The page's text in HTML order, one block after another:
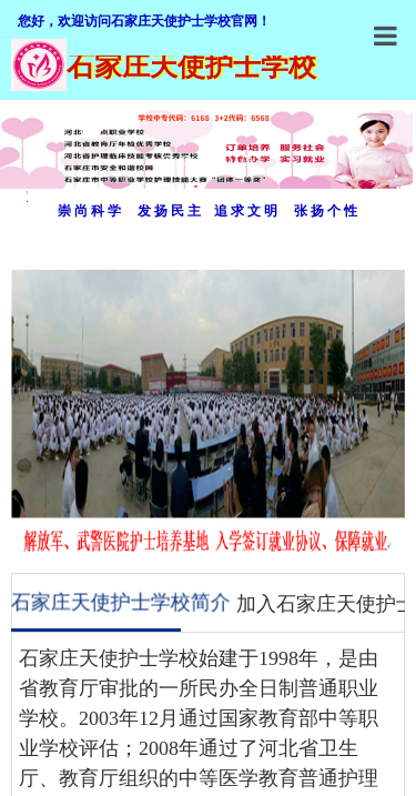
您好，欢迎访问石家庄天使护士学校官网！
加
教
教
石家庄天使护士学校
双
文
字
内
容
崇 尚 科 学 发 扬 民 主 追 求 文 明 张 扬 个 性
石家庄天使护士学校简介 加入石家庄天使护士
石家庄天使护士学校始建于1998年，是由
省教育厅审批的一所民办全日制普通职业
学校。2003年12月通过国家教育部中等职
业学校评估；2008年通过了河北省卫生
厅、教育厅组织的中等医学教育普通护理